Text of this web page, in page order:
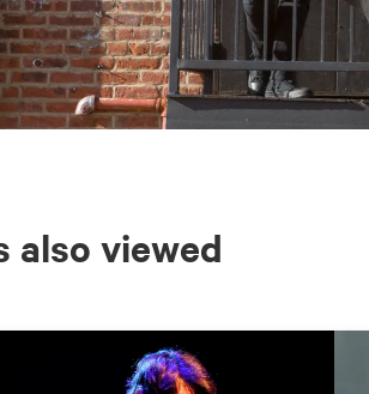
also viewed